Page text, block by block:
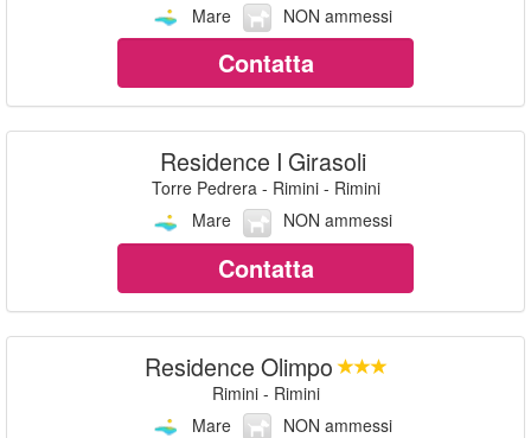
Mare
NON ammessi
Contatta
Residence I Girasoli
Torre Pedrera - Rimini - Rimini
Mare
NON ammessi
Contatta
Residence Olimpo
Rimini - Rimini
Mare
NON ammessi